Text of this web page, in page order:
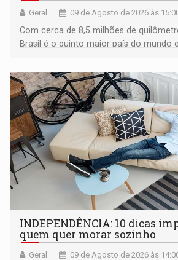
Geral 09 de Agosto de 2026 às
Com cerca de 8,5 milhões de
Brasil é o quinto maior país do mundo
INDEPENDÊNCIA: 10 dicas
quem quer morar sozinho
Geral 09 de Agosto de 2026 às